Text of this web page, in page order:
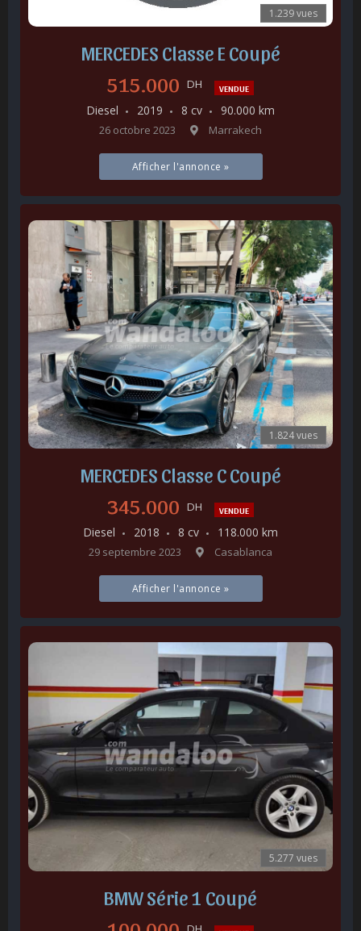
1.239 vues
MERCEDES Classe E Coupé
515.000 DH VENDUE
Diesel 2019 8 cv 90.000 km
26 octobre 2023 Marrakech
Afficher l'annonce »
1.824 vues
MERCEDES Classe C Coupé
345.000 DH VENDUE
Diesel 2018 8 cv 118.000 km
29 septembre 2023 Casablanca
Afficher l'annonce »
5.277 vues
BMW Série 1 Coupé